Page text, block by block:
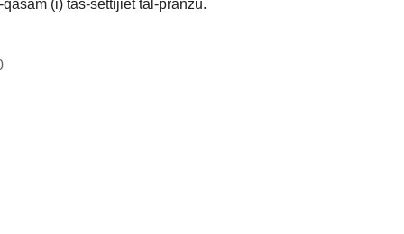
(i) tas-settijiet tal-pranzu.